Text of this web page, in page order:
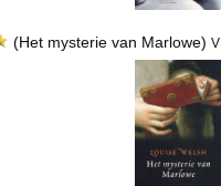
(Het mysterie van Marlowe)